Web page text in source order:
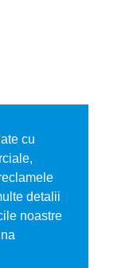
cu
detalii
noastre
CO SRL,